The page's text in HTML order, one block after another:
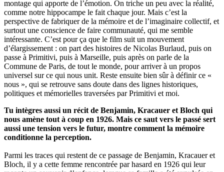
montage qui apporte de l’émotion. On triche un peu avec la réalité,
comme notre hippocampe le fait chaque jour. Mais c’est la
perspective de fabriquer de la mémoire et de l’imaginaire collectif, et
surtout une conscience de faire communauté, qui me semble
intéressante. C’est pour ça que le film suit un mouvement
d’élargissement : on part des histoires de Nicolas Burlaud, puis on
passe à Primitivi, puis à Marseille, puis après on parle de la
Commune de Paris, de tout le monde, pour arriver à un propos
universel sur ce qui nous unit. Reste ensuite bien sûr à définir ce «
nous », qui se retrouve sans doute dans des lignes historiques,
politiques et mémorielles traversées par Primitivi et moi.
Tu intègres aussi un récit de Benjamin, Kracauer et Bloch qui
nous amène tout à coup en 1926. Mais ce saut vers le passé sert
aussi une tension vers le futur, montre comment la mémoire
conditionne la perception.
Parmi les traces qui restent de ce passage de Benjamin, Kracauer et
Bloch, il y a cette femme rencontrée par hasard en 1926 qui leur